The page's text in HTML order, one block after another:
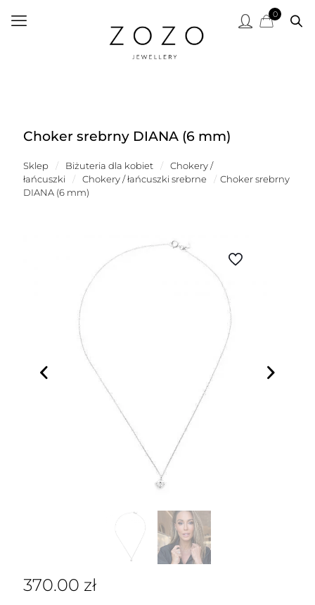
0
Choker srebrny DIANA (6 mm)
Sklep / Biżuteria dla kobiet /
Chokery /
łańcuszki
/ Chokery / łańcuszki srebrne / Choker srebrny
DIANA (6 mm)
370.00 zł